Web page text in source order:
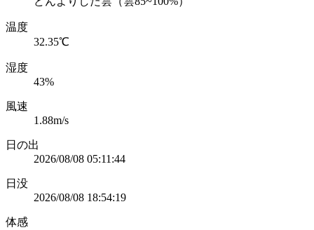
温度
32.35℃
湿度
43%
風速
1.88m/s
日の出
2026/08/08 05:11:44
日没
2026/08/08 18:54:19
体感